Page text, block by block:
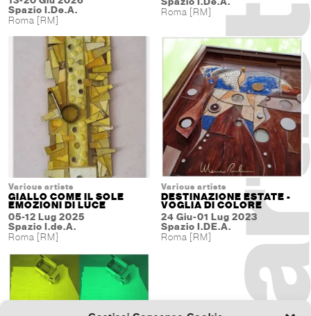
Spazio I.De.A.
Roma [RM]
Roma [RM]
Various artists
GIALLO COME IL SOLE
EMOZIONI DI LUCE
05-12 Lug 2025
Spazio I.de.A.
Roma [RM]
Various artists
DESTINAZIONE ESTATE -
VOGLIA DI COLORE
24 Giu-01 Lug 2023
Spazio I.DE.A.
Roma [RM]